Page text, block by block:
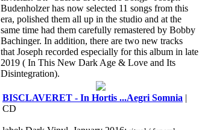
Budenholzer has now selected 11 songs from this
era, polished them all up in the studio and at the
same time had them carefully remastered by Bobby
Bachinger. In addition, there are two new tracks
that Joseph recorded especially for this album in late
2019 ( In This New Dark Age & Love and Its
Disintegration).
BISCLAVERET - In Hortis ...Aegri Somnia |
CD